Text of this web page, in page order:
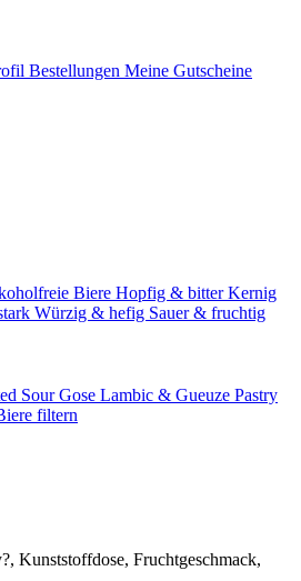
Bestellungen Meine Gutscheine
Biere Hopfig & bitterKernig
Würzig & hefig Sauer & fruchtig
SourGose Lambic & Gueuze Pastry
filtern